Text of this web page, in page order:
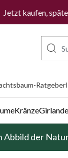
Jetzt kaufen,
Ratgeber
Kränze
Abbild der